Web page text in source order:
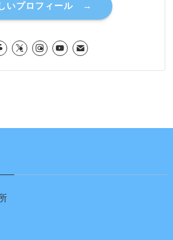
いプロフィール →